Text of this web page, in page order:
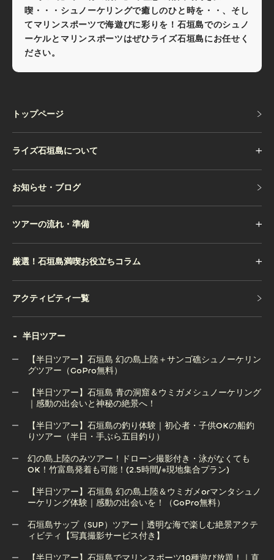
喫・・・シュノーケリングで癒しのひと時を・・、そし
てマリンスポーツで海遊びに彩りを！石垣島でのシュノ
ーケルとマリンスポーツはぜひライズ石垣島にお任せく
ださい。
トップページ
ライズ石垣島について
お知らせ・ブログ
ツアーの流れ・準備
厳選！石垣島満喫お役立ちコラム
アクティビティ一覧
半日ツアー
【半日ツアー】石垣島 幻の島上陸＋サンゴ礁シュノーケリン
グツアー（GoPro無料）
【半日ツアー】石垣島 幻の島上陸＋サンゴ礁シュノーケリン
グツアー（GoPro無料）
【半日ツアー】石垣島 青の洞窟＆ウミガメシュノーケリング
｜感動の出会いと神秘の絶景へ！
【半日ツアー】石垣島 青の洞窟＆ウミガメシュノーケリング
【半日ツアー】石垣島の釣り体験｜初心者・子供OKの船釣
りツアー（半日・手ぶら五目釣り）
【半日ツアー】石垣島の釣り体験｜初心者・子供OKの船釣
幻の島上陸のみツアー！ドローン撮影付き・泳がなくても
OK！竹富島発着も可能！(2.5時間/※現地集合プラン)
幻の島上陸のみツアー！ドローン撮影付き・泳がなくても
【半日ツアー】石垣島 幻の島上陸＆ウミガメorマンタシュノ
ーケリング体験｜感動の出会いを！（GoPro無料）
【半日ツアー】石垣島 幻の島上陸＆ウミガメorマンタシュノ
石垣島サップ（SUP）ツアー｜透明な海で楽しむ絶景アクテ
ィビティ【写真撮影サービス付き】
【半日ツアー】石垣島でマリンスポーツ10種遊び放題！｜直